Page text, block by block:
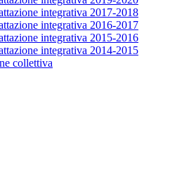
integrativa 2017-2018
integrativa 2016-2017
integrativa 2015-2016
integrativa 2014-2015
collettiva